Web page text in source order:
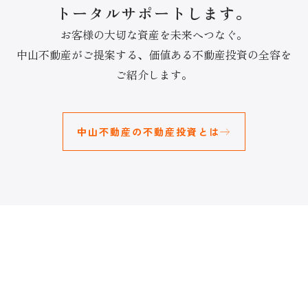
トータルサポートします。
お客様の大切な資産を未来へつなぐ。
中山不動産がご提案する、価値ある不動産投資の全容を
ご紹介します。
中山不動産の不動産投資とは